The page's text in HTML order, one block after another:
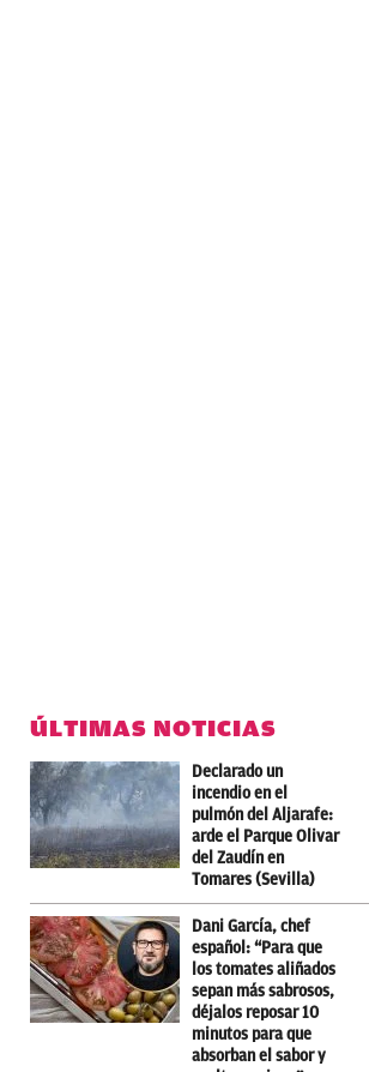
ÚLTIMAS NOTICIAS
Declarado un
incendio en el
pulmón del Aljarafe:
arde el Parque Olivar
del Zaudín en
Tomares (Sevilla)
Dani García, chef
español: “Para que
los tomates aliñados
sepan más sabrosos,
déjalos reposar 10
minutos para que
absorban el sabor y